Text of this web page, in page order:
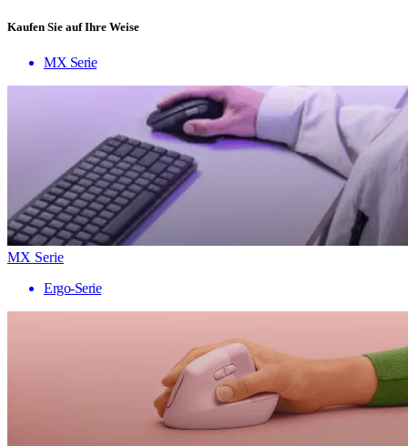
Kaufen Sie auf Ihre Weise
MX Serie
MX Serie
Ergo-Serie